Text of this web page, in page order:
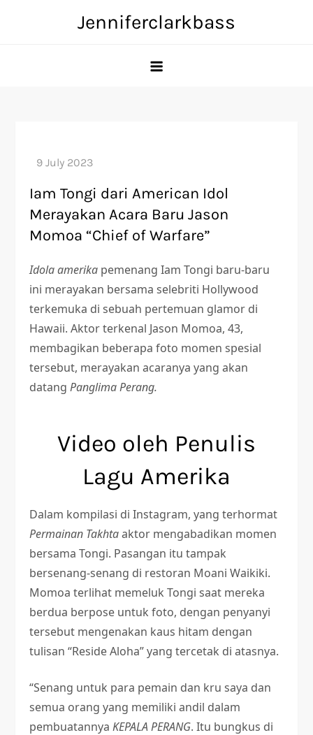
Jenniferclarkbass
Iam Tongi dari American Idol
Merayakan Acara Baru Jason
Momoa “Chief of Warfare”
Idola amerika pemenang Iam Tongi baru-baru
ini merayakan bersama selebriti Hollywood
terkemuka di sebuah pertemuan glamor di
Hawaii. Aktor terkenal Jason Momoa, 43,
membagikan beberapa foto momen spesial
tersebut, merayakan acaranya yang akan
datangPanglima Perang.
Video oleh Penulis
Lagu Amerika
Dalam kompilasi di Instagram, yang terhormat
Permainan Takhtaaktor mengabadikan momen
bersama Tongi. Pasangan itu tampak
bersenang-senang di restoran Moani Waikiki.
Momoa terlihat memeluk Tongi saat mereka
berdua berpose untuk foto, dengan penyanyi
tersebut mengenakan kaus hitam dengan
tulisan “Reside Aloha” yang tercetak di atasnya.
“Senang untuk para pemain dan kru saya dan
semua orang yang memiliki andil dalam
pembuatannya KEPALA PERANG. Itu bungkus di